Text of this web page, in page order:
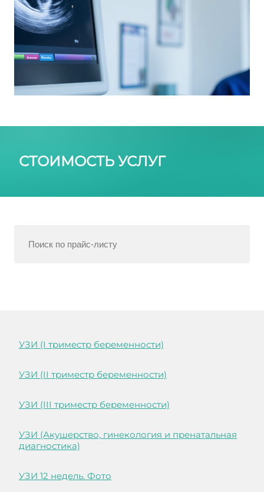
СТОИМОСТЬ УСЛУГ
УЗИ (I триместр беременности)
УЗИ (II триместр беременности)
УЗИ (III триместр беременности)
УЗИ (Акушерство, гинекология и пренатальная
диагностика)
УЗИ 12 недель. Фото